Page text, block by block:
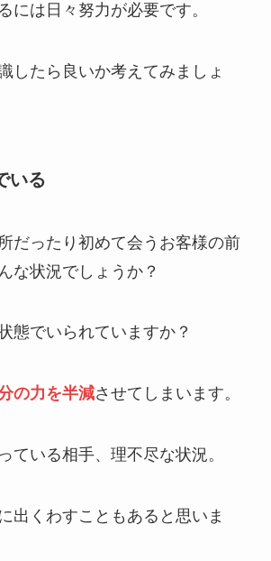
には日々努力が必要です。
したら良いか考えてみましょ
いる
だったり初めて会うお客様の前
な状況でしょうか？
態でいられていますか？
の力を半減させてしまいます。
ている相手、理不尽な状況。
出くわすこともあると思いま